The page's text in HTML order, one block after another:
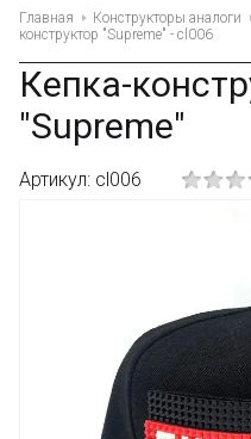
Главная Конструкторы аналоги
конструктор "Supreme" - cl006
Кепка-
"Supreme"
Артикул: cl006